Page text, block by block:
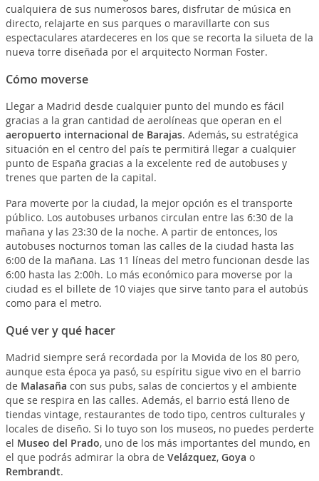
cualquiera de sus numerosos bares, disfrutar de música en
directo, relajarte en sus parques o maravillarte con sus
espectaculares atardeceres en los que se recorta la silueta de la
nueva torre diseñada por el arquitecto Norman Foster.
Cómo moverse
Llegar a Madrid desde cualquier punto del mundo es fácil
gracias a la gran cantidad de aerolíneas que operan en el
aeropuerto internacional de Barajas. Además, su estratégica
situación en el centro del país te permitirá llegar a cualquier
punto de España gracias a la excelente red de autobuses y
trenes que parten de la capital.
Para moverte por la ciudad, la mejor opción es el transporte
público. Los autobuses urbanos circulan entre las 6:30 de la
mañana y las 23:30 de la noche. A partir de entonces, los
autobuses nocturnos toman las calles de la ciudad hasta las
6:00 de la mañana. Las 11 líneas del metro funcionan desde las
6:00 hasta las 2:00h. Lo más económico para moverse por la
ciudad es el billete de 10 viajes que sirve tanto para el autobús
como para el metro.
Qué ver y qué hacer
Madrid siempre será recordada por la Movida de los 80 pero,
aunque esta época ya pasó, su espíritu sigue vivo en el barrio
de Malasaña con sus pubs, salas de conciertos y el ambiente
que se respira en las calles. Además, el barrio está lleno de
tiendas vintage, restaurantes de todo tipo, centros culturales y
locales de diseño. Si lo tuyo son los museos, no puedes perderte
el Museo del Prado, uno de los más importantes del mundo, en
el que podrás admirar la obra de Velázquez, Goya o
Rembrandt.